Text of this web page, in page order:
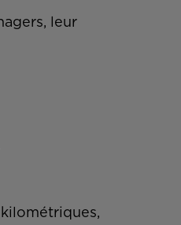
leur